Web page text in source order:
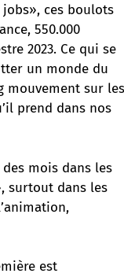
ces boulots
550.000
2023. Ce qui se
un monde du
mouvement sur les
prend dans nos
mois dans les
surtout dans les
est